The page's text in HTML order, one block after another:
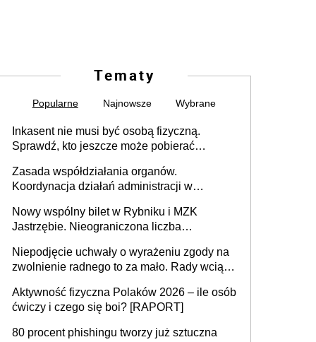
Tematy
Popularne Najnowsze Wybrane
Inkasent nie musi być osobą fizyczną.
Sprawdź, kto jeszcze może pobierać
Zasada współdziałania organów.
Koordynacja działań administracji w
Nowy wspólny bilet w Rybniku i MZK
Jastrzębie. Nieograniczona liczba
Niepodjęcie uchwały o wyrażeniu zgody na
zwolnienie radnego to za mało. Rady wciąż
rozstrzygać sprawy
Aktywność fizyczna Polaków 2026 – ile osób
ćwiczy i czego się boi? [RAPORT]
80 procent phishingu tworzy już sztuczna